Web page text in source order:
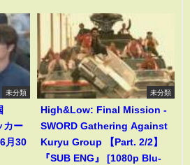
未分類
カー
月30
未分類
High&Low: Final Mission -
SWORD Gathering Against
Kuryu Group 【Part. 2/2】
『SUB ENG』 [1080p Blu-